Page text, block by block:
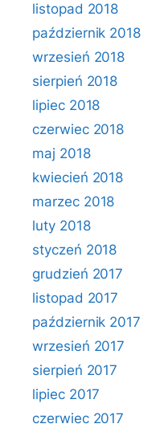
listopad 2018
październik 2018
wrzesień 2018
sierpień 2018
lipiec 2018
czerwiec 2018
maj 2018
kwiecień 2018
marzec 2018
luty 2018
styczeń 2018
grudzień 2017
listopad 2017
październik 2017
wrzesień 2017
sierpień 2017
lipiec 2017
czerwiec 2017